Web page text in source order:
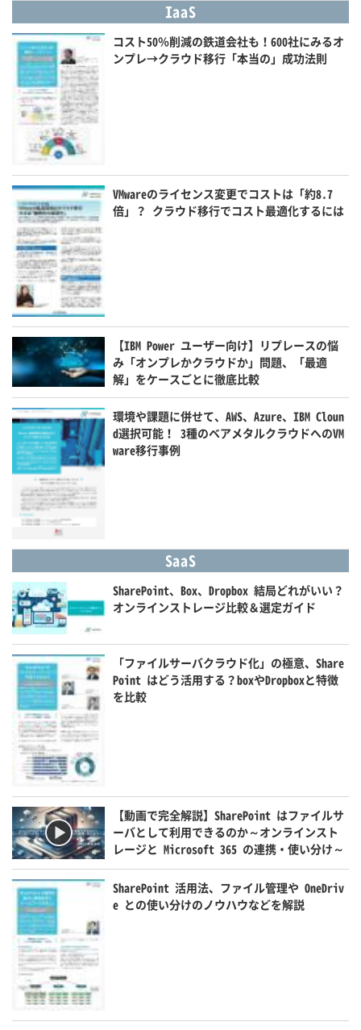
IaaS
コスト50％削減の鉄道会社も！600社にみるオ
ンプレ→クラウド移行「本当の」成功法則
VMwareのライセンス変更でコストは「約8.7
倍」？ クラウド移行でコスト最適化するには
【IBM Power ユーザー向け】リプレースの悩
み「オンプレかクラウドか」問題、「最適
解」をケースごとに徹底比較
環境や課題に併せて、AWS、Azure、IBM Cloun
d選択可能！ 3種のベアメタルクラウドへのVM
ware移行事例
SaaS
SharePoint、Box、Dropbox 結局どれがいい？
オンラインストレージ比較＆選定ガイド
「ファイルサーバクラウド化」の極意、Share
Point はどう活用する？boxやDropboxと特徴
を比較
【動画で完全解説】SharePoint はファイルサ
ーバとして利用できるのか～オンラインスト
レージと Microsoft 365 の連携・使い分け～
SharePoint 活用法、ファイル管理や OneDriv
e との使い分けのノウハウなどを解説